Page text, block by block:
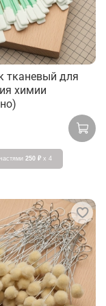
тканевый для
химии
250 ₽ x 4